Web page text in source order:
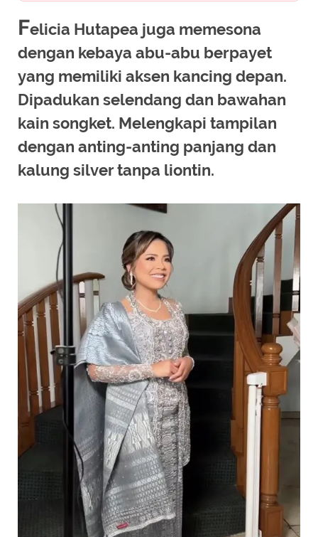
Felicia Hutapea juga memesona
dengan kebaya abu-abu berpayet
yang memiliki aksen kancing depan.
Dipadukan selendang dan bawahan
kain songket. Melengkapi tampilan
dengan anting-anting panjang dan
kalung silver tanpa liontin.